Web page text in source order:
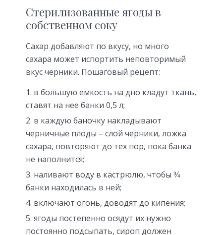
Стерилизованные ягоды в
собственном соку
Сахар добавляют по вкусу, но много
сахара может испортить неповторимый
вкус черники. Пошаговый рецепт:
в большую емкость на дно кладут ткань,
ставят на нее банки 0,5 л;
в каждую баночку накладывают
черничные плоды – слой черники, ложка
сахара, повторяют до тех пор, пока банка
не наполнится;
наливают воду в кастрюлю, чтобы 3⁄4
банки находилась в ней;
включают огонь, доводят до кипения;
ягоды постепенно осядут их нужно
постоянно подсыпать, сироп должен